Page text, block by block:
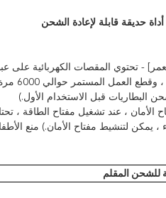
حديقة قابلة لإعادة الشحن
البطاريات قبل الاستخدام الأول.)
الأمان ، عند تشغيل مفتاح الطاقة
لتنشيط مفتاح الأمان.) منع
للشحن المقلم